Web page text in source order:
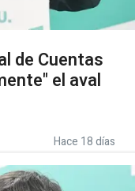
de Cuentas
el aval
Hace 18 días